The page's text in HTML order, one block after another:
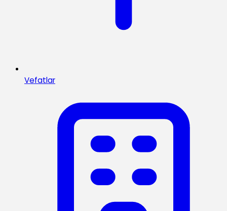
Vefatlar